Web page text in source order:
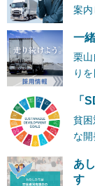
案内
一
栗山
り
「
貧困
な開
あ
す